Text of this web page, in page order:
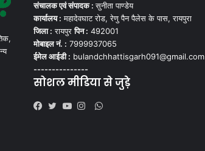
संचालक एवं संपादक :सुनीता पाण्डेय
कार्यालय : महादेवघाट रोड, रेणु पैन पैलेस के पास, रायपुरा
जिला : रायपुरपिन : 492001
मोबाइल नं. : 7999937065
ईमेल आईडी : bulandchhattisgarh091@gmail.com
---------------
सोशल मीडिया से जुड़े